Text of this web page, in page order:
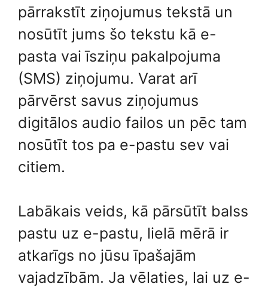
pārrakstīt ziņojumus tekstā un
nosūtīt jums šo tekstu kā e-
pasta vai īsziņu pakalpojuma
(SMS) ziņojumu. Varat arī
pārvērst savus ziņojumus
digitālos audio failos un pēc tam
nosūtīt tos pa e-pastu sev vai
citiem.
Labākais veids, kā pārsūtīt balss
pastu uz e-pastu, lielā mērā ir
atkarīgs no jūsu īpašajām
vajadzībām. Ja vēlaties, lai uz e-